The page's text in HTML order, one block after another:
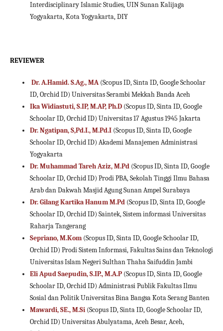
Interdisciplinary Islamic Studies, UIN Sunan Kalijaga
Yogyakarta, Kota Yogyakarta, DIY
REVIEWER
Dr. A.Hamid. S.Ag., MA(Scopus ID, Sinta ID, Google Schoolar
ID, Orchid ID) Universitas Serambi Mekkah Banda Aceh
Ika Widiastuti, S.IP, M.AP, Ph.D(Scopus ID, Sinta ID, Google
Schoolar ID, Orchid ID) Universitas 17 Agustus 1945 Jakarta
Dr. Ngatipan, S,Pd.I., M.Pd.I(Scopus ID, Sinta ID, Google
Schoolar ID, Orchid ID) Akademi Manajemen Administrasi
Yogyakarta
Dr. Muhammad Tareh Aziz, M.Pd(Scopus ID, Sinta ID, Google
Schoolar ID, Orchid ID) Prodi PBA, Sekolah Tinggi Ilmu Bahasa
Arab dan Dakwah Masjid Agung Sunan Ampel Surabaya
Dr. Gilang Kartika Hanum M.Pd (Scopus ID, Sinta ID, Google
Schoolar ID, Orchid ID) Saintek, Sistem informasi Universitas
Raharja Tangerang
Sepriano, M.Kom (Scopus ID, Sinta ID, Google Schoolar ID,
Orchid ID) Prodi Sistem Informasi, Fakultas Sains dan Teknologi
Universitas Islam Negeri Sulthan Thaha Saifuddin Jambi
Eli Apud Saepudin, S.IP., M.A.P (Scopus ID, Sinta ID, Google
Schoolar ID, Orchid ID) Administrasi Publik Fakultas Ilmu
Sosial dan Politik Universitas Bina Bangsa Kota Serang Banten
Mawardi, SE., M.Si (Scopus ID, Sinta ID, Google Schoolar ID,
Orchid ID) Universitas Abulyatama, Aceh Besar, Aceh,